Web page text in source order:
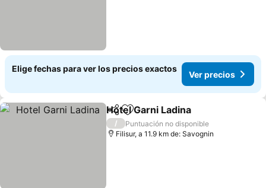
Elige fechas para ver los precios exactos
Ver precios
CompartirAgregar a favoritos
Hotel Garni Ladina
/
Puntuación no disponible
Filisur, a 11.9 km de: Savognin